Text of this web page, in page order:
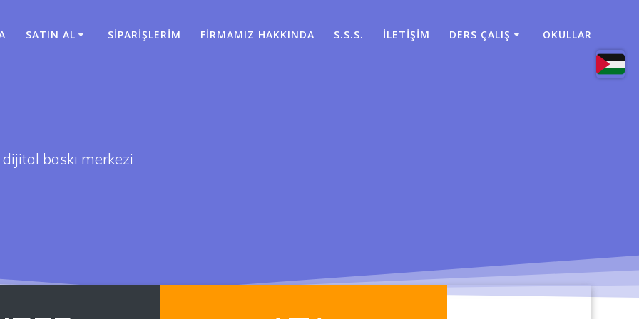
SATIN AL SİPARİŞLERİM FİRMAMIZ HAKKINDA S.S.S. İLETİŞİM DERS ÇALIŞ OKULLAR
dijital baskı merkezi